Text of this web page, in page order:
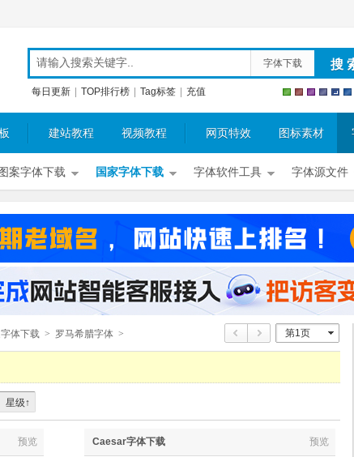
字体下载
每日更新 TOP排行榜 Tag标签 充值
建站教程 视频教程 网页特效 图标素材
案字体下载 国家字体下载 字体软件工具 字体源文件
体下载 > 罗马希腊字体 > 第1页
星级↑
预览 Caesar字体下载 预览